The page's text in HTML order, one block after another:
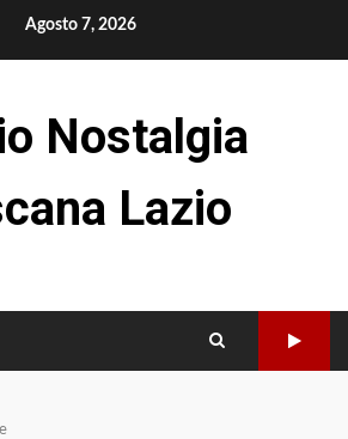
Agosto 7, 2026
Nostalgia
Lazio